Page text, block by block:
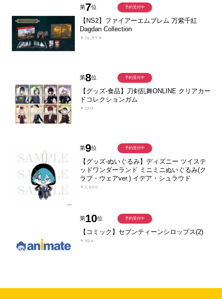
第7位
【NS2】ファイアーエムブレム 万紫千紅
Dagdan Collection
￥14,979
予約受付中
第8位
【グッズ-食品】刀剣乱舞ONLINE クリアカー
ドコレクションガム
￥220
予約受付中
第9位
【グッズ-ぬいぐるみ】ディズニー ツイステ
ッドワンダーランド ミニミニぬいぐるみ(ク
ラブ・ウェアver.) イデア・シュラウド
￥2,500
予約受付中
第10位
【コミック】セブンティーンシロップス(2)
￥924
予約受付中